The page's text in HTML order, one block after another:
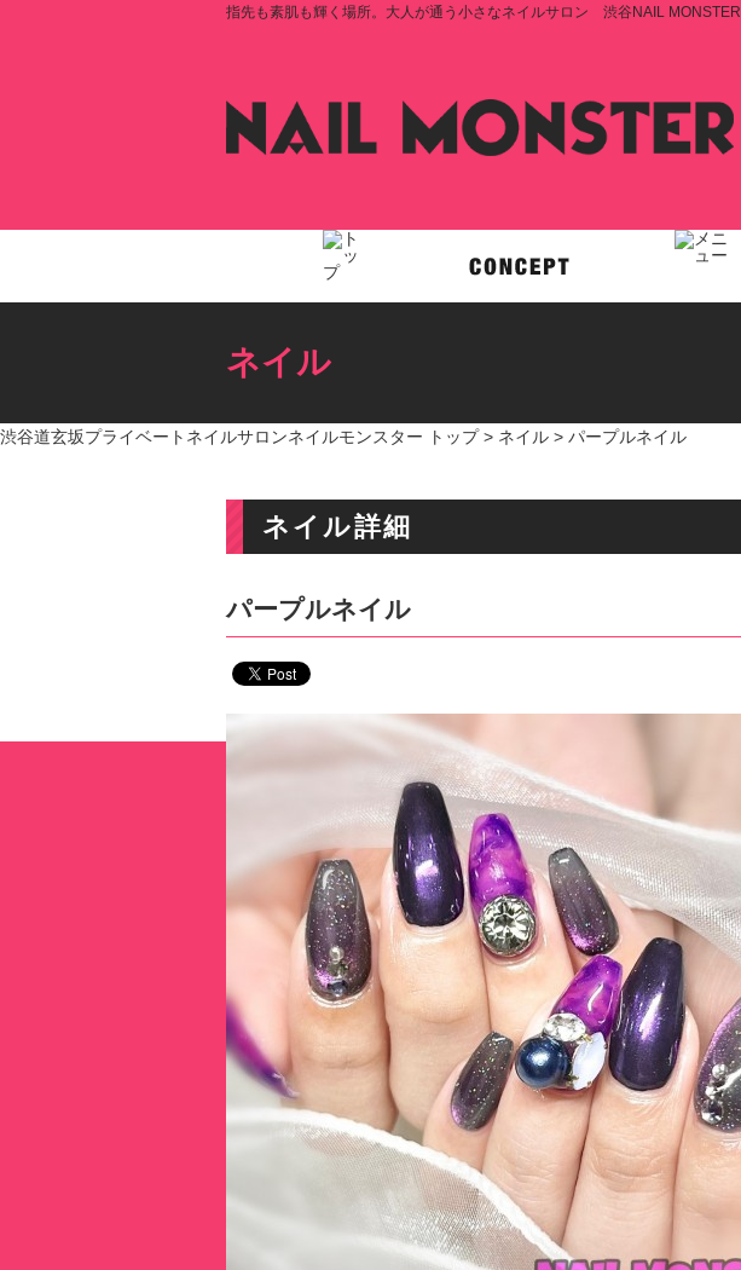
指先も素肌も輝く場所。大人が通う小さなネイルサロン 渋谷NAIL MONSTER
ネイル
渋谷道玄坂プライベートネイルサロンネイルモンスター トップ > ネイル > パープルネイル
ネイル詳細
パープルネイル